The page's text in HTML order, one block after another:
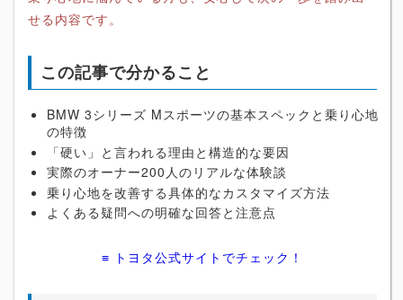
せる内容です。
この記事で分かること
BMW 3シリーズ Mスポーツの基本スペックと乗り心地
の特徴
「硬い」と言われる理由と構造的な要因
実際のオーナー200人のリアルな体験談
乗り心地を改善する具体的なカスタマイズ方法
よくある疑問への明確な回答と注意点
≡ トヨタ公式サイトでチェック！